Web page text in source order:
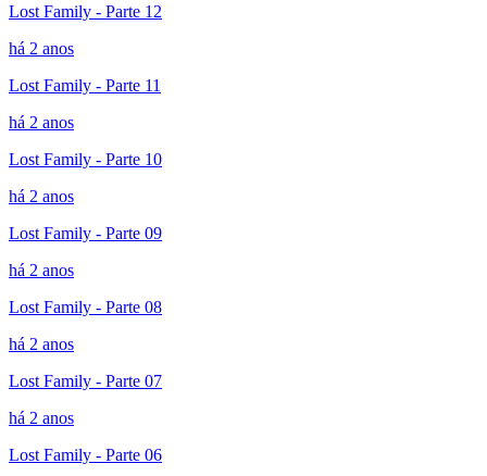
Lost Family - Parte 12
há 2 anos
Lost Family - Parte 11
há 2 anos
Lost Family - Parte 10
há 2 anos
Lost Family - Parte 09
há 2 anos
Lost Family - Parte 08
há 2 anos
Lost Family - Parte 07
há 2 anos
Lost Family - Parte 06